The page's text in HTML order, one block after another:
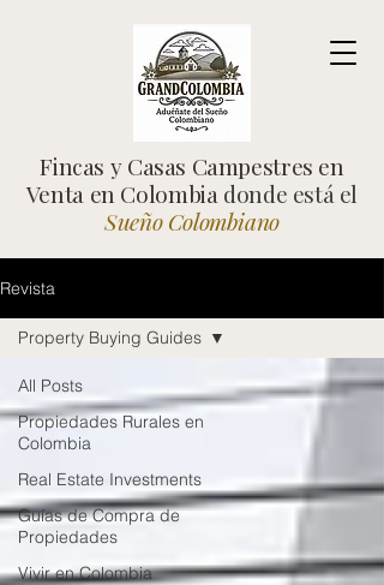
Fincas y Casas Campestres en
Venta en Colombia donde está el
Sueño Colombiano
Revista
All Posts
Propiedades Rurales en
Colombia
Real Estate Investments
Guías de Compra de
Propiedades
Vivir en Colombia
Property Buying Guides